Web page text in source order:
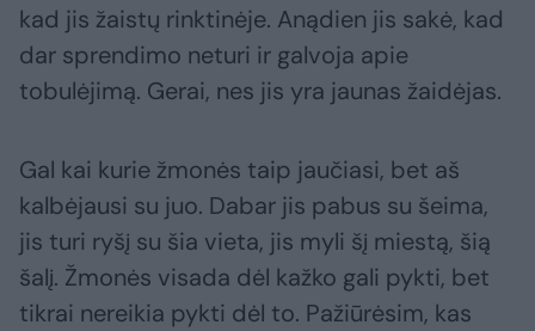
kad jis žaistų rinktinėje. Anądien jis sakė, kad
dar sprendimo neturi ir galvoja apie
tobulėjimą. Gerai, nes jis yra jaunas žaidėjas.
Gal kai kurie žmonės taip jaučiasi, bet aš
kalbėjausi su juo. Dabar jis pabus su šeima,
jis turi ryšį su šia vieta, jis myli šį miestą, šią
šalį. Žmonės visada dėl kažko gali pykti, bet
tikrai nereikia pykti dėl to. Pažiūrėsim, kas